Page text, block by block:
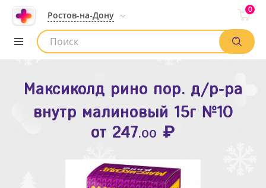
Ростов-на-Дону
0
Список аптек
Максиколд рино пор. д/р-ра
внутр малиновый 15г №10
от 247.00 ₽
Зодак таб. п.п.о. 10мг №10
от109.80 ₽